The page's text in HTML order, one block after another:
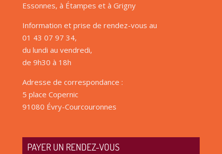
Essonnes, à Étampes et à Grigny
Information et prise de rendez-vous au
01 43 07 97 34,
du lundi au vendredi,
de 9h30 à 18h
Adresse de correspondance :
5 place Copernic
91080 Évry-Courcouronnes
PAYER UN RENDEZ-VOUS